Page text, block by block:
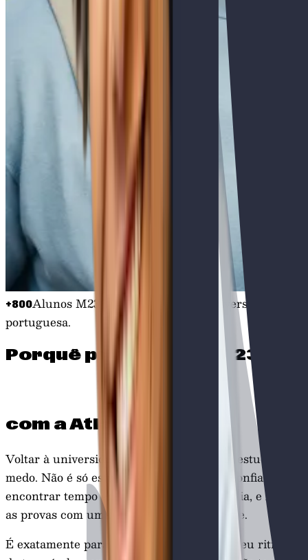
+800Alunos M23 já entraram numa universidade
portuguesa.
Porquê preparar as M23
com aAtlas
Voltar à universidade depois de anos sem estudar dá
medo. Não é só estudar — é recuperar a confiança,
encontrar tempo entre o trabalho e a família, e fazer
as provas com uma estratégia que funcione.
É exatamente para isso que existimos. Ao teu ritmo,